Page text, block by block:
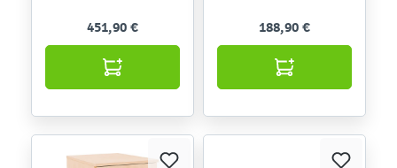
451,90 € 188,90 €